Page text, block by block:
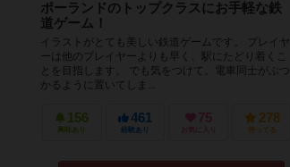
ポーランドのトップクラスにお手軽な鉄
道ゲーム！
イラストがとても美しい鉄道ゲームです。 プレイヤ
ーは他のプレイヤーよりも早く、駅にたどり着くこ
とを目指します。 でも気をつけて。電車同士がぶつ
かるように置いてしま...
156
興味あり
461
経験あり
75
お気に入り
278
持ってる